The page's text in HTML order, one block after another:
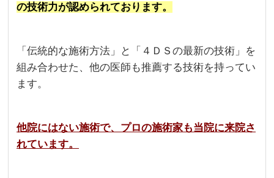
の技術力が認められております。
「伝統的な施術方法」と「４ＤＳの最新の技術」を
組み合わせた、他の医師も推薦する技術を持ってい
ます。
他院にはない施術で、プロの施術家も当院に来院さ
れています。